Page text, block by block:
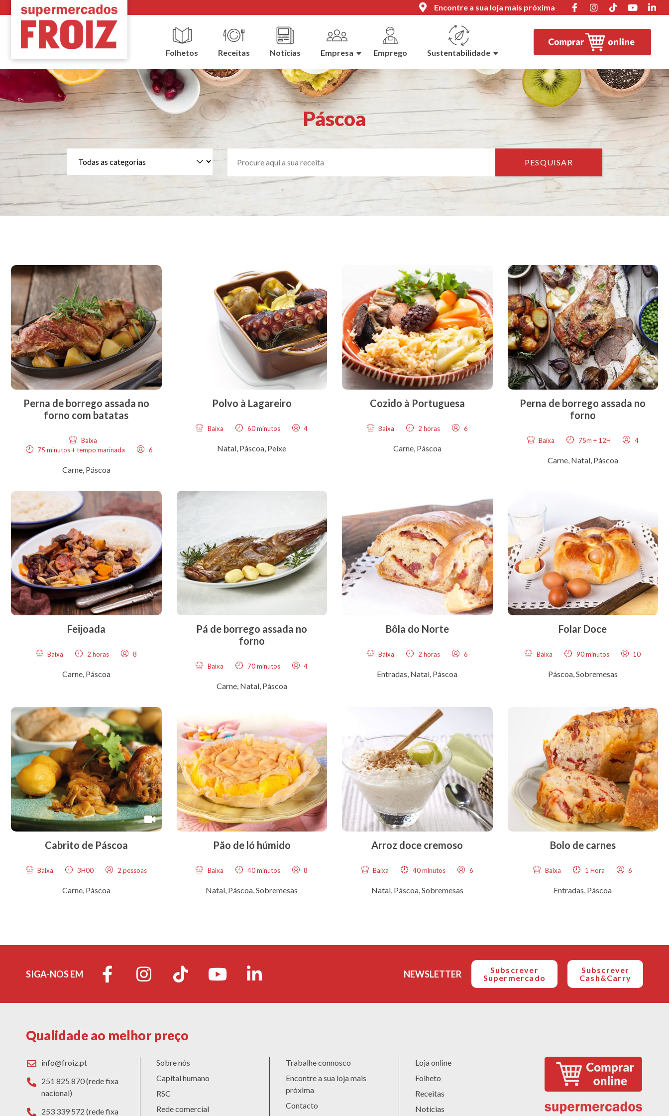
Encontre a sua loja mais próxima
Folhetos Receitas Notícias Empresa Emprego Sustentabilidade
Páscoa
Perna de borrego assada no
forno com batatas
Baixa
75 minutos + tempo marinada
6
Carne, Páscoa
Polvo à Lagareiro
Baixa 60 minutos 4
Natal, Páscoa, Peixe
Cozido à Portuguesa
Baixa 2 horas 6
Carne, Páscoa
Perna de borrego assada no
forno
Baixa 75m + 12H 4
Carne, Natal, Páscoa
Feijoada
Baixa 2 horas 8
Carne, Páscoa
Pá de borrego assada no
forno
Baixa 70 minutos 4
Carne, Natal, Páscoa
Bôla do Norte
Baixa 2 horas 6
Entradas, Natal, Páscoa
Folar Doce
Baixa 90 minutos 10
Páscoa,Sobremesas
Cabrito de Páscoa
Baixa 3H00 2 pessoas
Carne, Páscoa
Pão de ló húmido
Baixa 40 minutos 8
Natal, Páscoa,Sobremesas
Arroz doce cremoso
Baixa 40 minutos 6
Natal, Páscoa,Sobremesas
Bolo de carnes
Baixa 1 Hora 6
Entradas, Páscoa
SIGA-NOS EM NEWSLETTER
Subscrever
Supermercado
Subscrever
Cash&Carry
Qualidade ao melhor preço
info@froiz.pt
251 825 870 (rede fixa
nacional)
253 339 572 (rede fixa
Sobre nós
Capital humano
RSC
Rede comercial
Trabalhe connosco
Encontre a sua loja mais
próxima
Contacto
Loja online
Folheto
Receitas
Notícias